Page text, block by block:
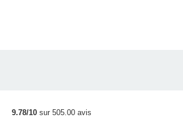
9.78/10sur 505.00 avis